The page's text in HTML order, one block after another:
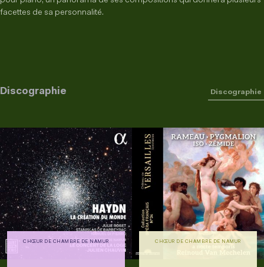
facettes de sa personnalité.
Discographie Discographie
CHŒUR DE CHAMBRE DE NAMUR CHŒUR DE CHAMBRE DE NAMUR